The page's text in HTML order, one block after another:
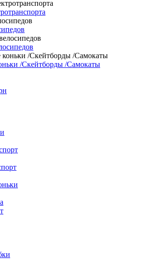
/Скейтборды /Самокаты